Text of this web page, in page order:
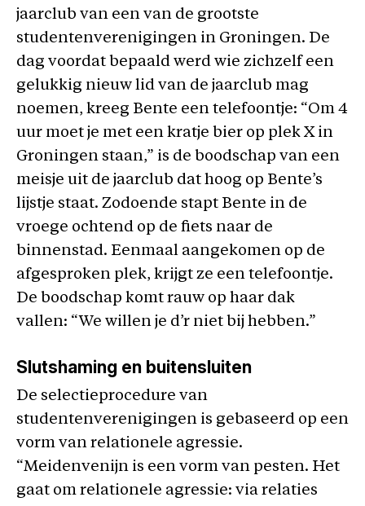
jaarclub van een van de grootste
studentenverenigingen in Groningen. De
dag voordat bepaald werd wie zichzelf een
gelukkig nieuw lid van de jaarclub mag
noemen, kreeg Bente een telefoontje: “Om 4
uur moet je met een kratje bier op plek X in
Groningen staan,” is de boodschap van een
meisje uit de jaarclub dat hoog op Bente’s
lijstje staat. Zodoende stapt Bente in de
vroege ochtend op de fiets naar de
binnenstad. Eenmaal aangekomen op de
afgesproken plek, krijgt ze een telefoontje.
De boodschap komt rauw op haar dak
vallen: “We willen je d’r niet bij hebben.”
Slutshaming en buitensluiten
De selectieprocedure van
studentenverenigingen is gebaseerd op een
vorm van relationele agressie.
“Meidenvenijn is een vorm van pesten. Het
gaat om relationele agressie: via relaties